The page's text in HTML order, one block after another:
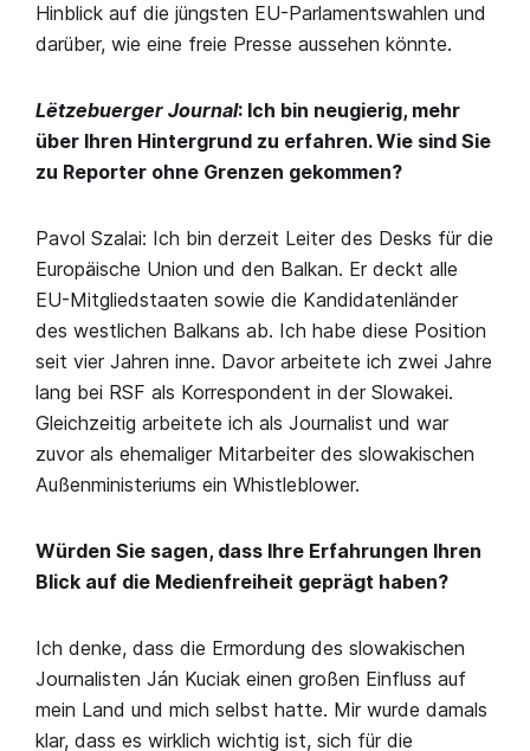
Hinblick auf die jüngsten EU-Parlamentswahlen und
darüber, wie eine freie Presse aussehen könnte.
Lëtzebuerger Journal: Ich bin neugierig, mehr
über Ihren Hintergrund zu erfahren. Wie sind Sie
zu Reporter ohne Grenzen gekommen?
Pavol Szalai: Ich bin derzeit Leiter des Desks für die
Europäische Union und den Balkan. Er deckt alle
EU-Mitgliedstaaten sowie die Kandidatenländer
des westlichen Balkans ab. Ich habe diese Position
seit vier Jahren inne. Davor arbeitete ich zwei Jahre
lang bei RSF als Korrespondent in der Slowakei.
Gleichzeitig arbeitete ich als Journalist und war
zuvor als ehemaliger Mitarbeiter des slowakischen
Außenministeriums ein Whistleblower.
Würden Sie sagen, dass Ihre Erfahrungen Ihren
Blick auf die Medienfreiheit geprägt haben?
Ich denke, dass die Ermordung des slowakischen
Journalisten Ján Kuciak einen großen Einfluss auf
mein Land und mich selbst hatte. Mir wurde damals
klar, dass es wirklich wichtig ist, sich für die